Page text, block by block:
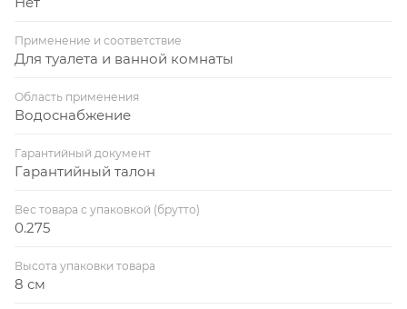
Применение и соответствие
Для туалета и ванной комнаты
Область применения
Водоснабжение
Гарантийный документ
Гарантийный талон
Вес товара с упаковкой (брутто)
0.275
Высота упаковки товара
8 см